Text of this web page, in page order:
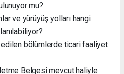
mu?
ve yürüyüş yolları hangi
bölümlerde ticari faaliyet
Belgesi mevcut haliyle